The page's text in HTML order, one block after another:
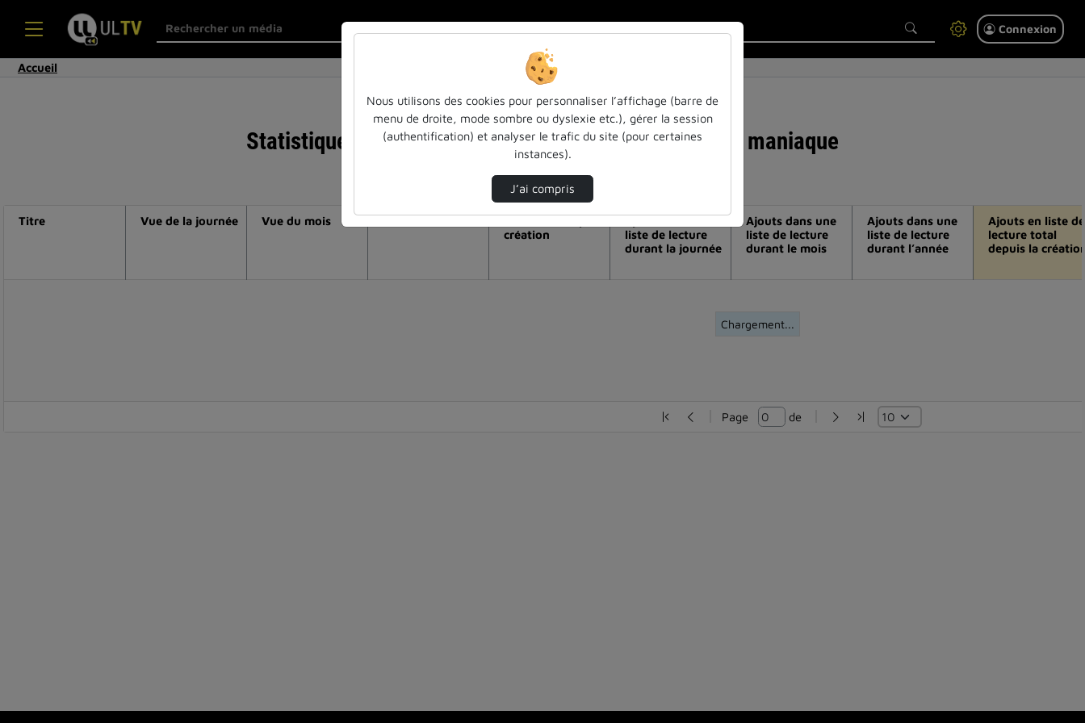
Connexion
Accueil
Statistiques de visualisation de la vidéo Le syndrome maniaque
Modifier la période de visualisation
Chargement...
Titre Vue de la journée Vue du mois
création
liste de lecture
durant la journée
Ajouts dans une
liste de lecture
durant le mois
Ajouts dans une
liste de lecture
durant l’année
Ajouts en liste de
lecture total
depuis la
Page de
Nous utilisons des cookies pour personnaliser l’affichage (barre de
menu de droite, mode sombre ou dyslexie etc.), gérer la session
(authentification) et analyser le trafic du site (pour certaines
instances).
J’ai compris